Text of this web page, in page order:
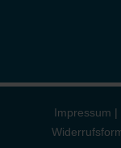
Impressum |